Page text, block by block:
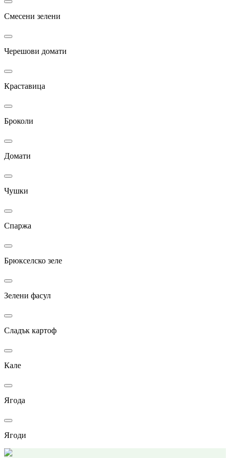
Смесени зелени
Черешови домати
Краставица
Броколи
Домати
Чушки
Спаржа
Брюкселско зеле
Зелени фасул
Сладък картоф
Кале
Ягода
Ягоди